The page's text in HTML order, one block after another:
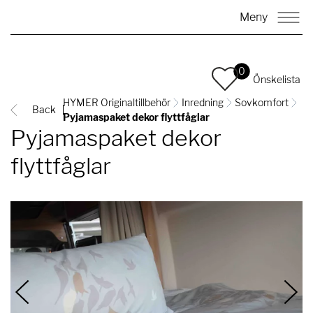
Meny
0
Önskelista
Back
HYMER Originaltillbehör Inredning
Sovkomfort
Pyjamaspaket dekor flyttfåglar
Pyjamaspaket dekor
flyttfåglar